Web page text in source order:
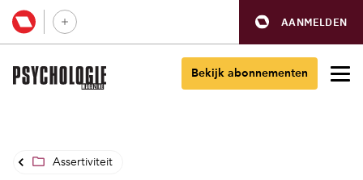
AANMELDEN
Bekijk abonnementen
Assertiviteit